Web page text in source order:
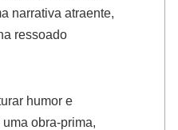
narrativa atraente,
ressoado
humor e
obra-prima,